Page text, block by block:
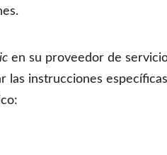
en su proveedor de
las instrucciones